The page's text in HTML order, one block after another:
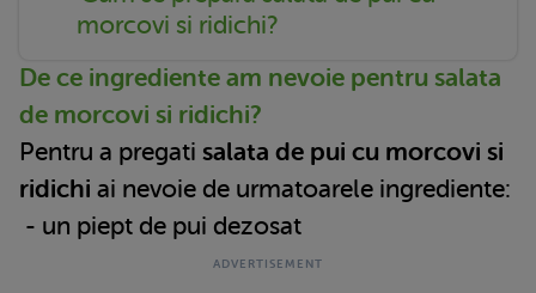
morcovi si ridichi?
De ce ingrediente am nevoie pentru salata
de morcovi si ridichi?
Pentru a pregati salata de pui cu morcovi si
ridichi ai nevoie de urmatoarele ingrediente:
- un piept de pui dezosat